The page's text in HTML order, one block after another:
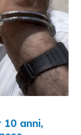
10 anni,